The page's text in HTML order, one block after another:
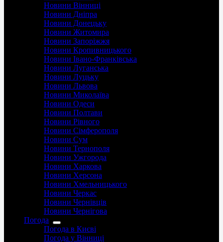
Новини Вінниці
Новини Дніпра
Новини Донецьку
Новини Житомира
Новини Запоріжжя
Новини Кропивницького
Новини Івано-Франківська
Новини Луганська
Новини Луцьку
Новини Львова
Новини Миколаїва
Новини Одеси
Новини Полтави
Новини Рівного
Новини Сімферополя
Новини Сум
Новини Тернополя
Новини Ужгорода
Новини Харкова
Новини Херсона
Новини Хмельницького
Новини Черкас
Новини Чернівців
Новини Чернігова
Погода
Погода в Києві
Погода у Вінниці